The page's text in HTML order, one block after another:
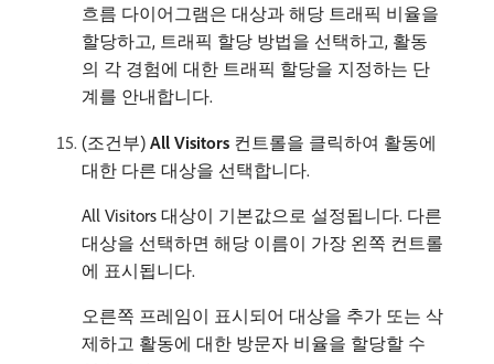
흐름 다이어그램은 대상과 해당 트래픽 비율을
할당하고, 트래픽 할당 방법을 선택하고, 활동
의 각 경험에 대한 트래픽 할당을 지정하는 단
계를 안내합니다.
(조건부) All Visitors 컨트롤을 클릭하여 활동에
대한 다른 대상을 선택합니다.
All Visitors 대상이 기본값으로 설정됩니다. 다른
대상을 선택하면 해당 이름이 가장 왼쪽 컨트롤
에 표시됩니다.
오른쪽 프레임이 표시되어 대상을 추가 또는 삭
제하고 활동에 대한 방문자 비율을 할당할 수